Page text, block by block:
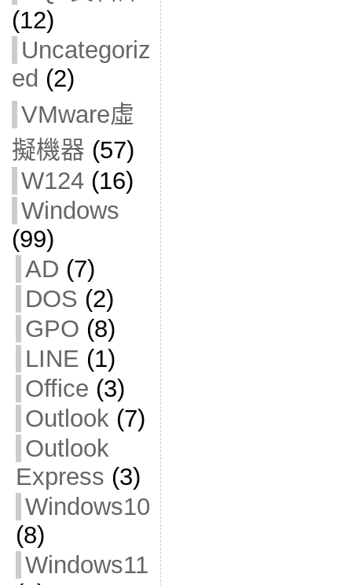
(12)
Uncategoriz
ed (2)
VMware虛
擬機器 (57)
W124(16)
Windows
(99)
AD (7)
DOS (2)
GPO (8)
LINE (1)
Office (3)
Outlook(7)
Outlook
Express (3)
Windows10
(8)
Windows11